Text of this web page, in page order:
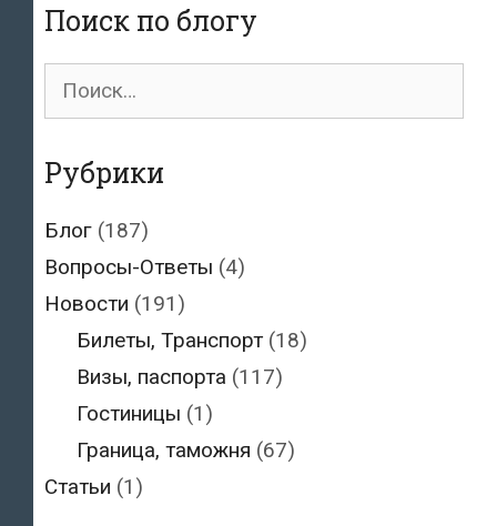
в
Поиск по блогу
Поиск
Рубрики
Блог (187)
Вопросы-Ответы (4)
Новости (191)
Билеты, Транспорт(18)
Визы, паспорта (117)
Гостиницы (1)
Граница, таможня (67)
Статьи (1)